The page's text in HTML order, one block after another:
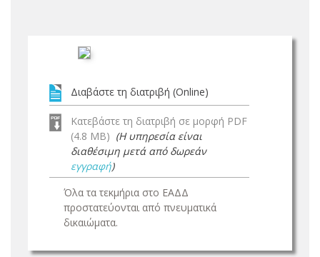
Διαβάστε τη διατριβή (Online)
Κατεβάστε τη διατριβή σε μορφή PDF
(4.8 MB) (Η υπηρεσία είναι
διαθέσιμη μετά από δωρεάν
εγγραφή)
Όλα τα τεκμήρια στο ΕΑΔΔ
προστατεύονται από πνευματικά
δικαιώματα.